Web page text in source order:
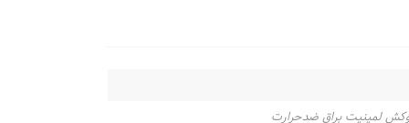
لمینیت براق ضدحرارت